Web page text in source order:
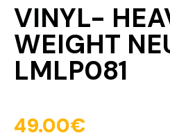
VINYL-
WEIGHT
LMLP081
49.00€